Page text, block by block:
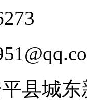
县城